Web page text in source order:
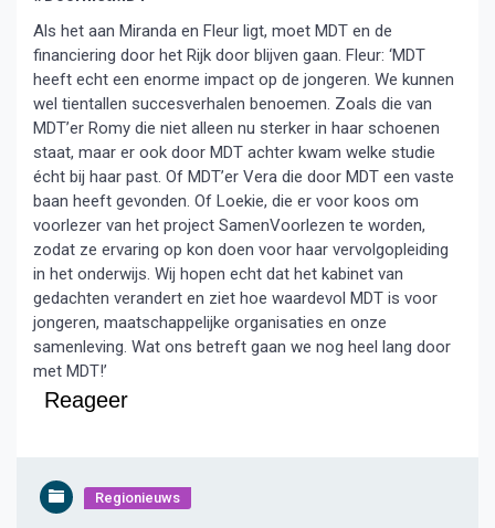
Als het aan Miranda en Fleur ligt, moet MDT en de
financiering door het Rijk door blijven gaan. Fleur: ‘MDT
heeft echt een enorme impact op de jongeren. We kunnen
wel tientallen succesverhalen benoemen. Zoals die van
MDT’er Romy die niet alleen nu sterker in haar schoenen
staat, maar er ook door MDT achter kwam welke studie
écht bij haar past. Of MDT’er Vera die door MDT een vaste
baan heeft gevonden. Of Loekie, die er voor koos om
voorlezer van het project SamenVoorlezen te worden,
zodat ze ervaring op kon doen voor haar vervolgopleiding
in het onderwijs. Wij hopen echt dat het kabinet van
gedachten verandert en ziet hoe waardevol MDT is voor
jongeren, maatschappelijke organisaties en onze
samenleving. Wat ons betreft gaan we nog heel lang door
met MDT!’
Reageer
Regionieuws